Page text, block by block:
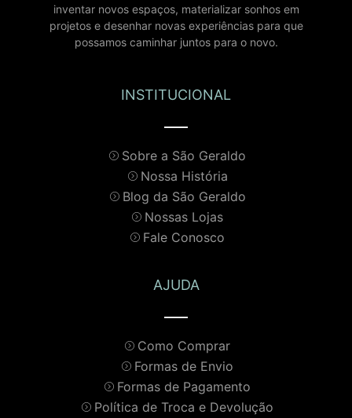
inventar novos espaços, materializar sonhos em
projetos e desenhar novas experiências para que
possamos caminhar juntos para o novo.
INSTITUCIONAL
Sobre a São Geraldo
Nossa História
Blog da São Geraldo
Nossas Lojas
Fale Conosco
AJUDA
Como Comprar
Formas de Envio
Formas de Pagamento
Política de Troca e Devolução